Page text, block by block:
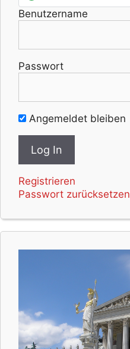
Benutzername
Passwort
Angemeldet bleiben
Registrieren
Passwort zurücksetzen